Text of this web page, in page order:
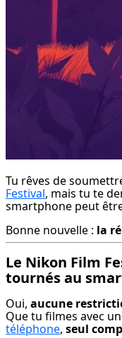
Tu rêves de
Festival, mais tu te
smartphone peut
Bonne nouvelle : la
Le Nikon Film
tournés au
Oui, aucune
Que tu filmes avec
téléphone, seul